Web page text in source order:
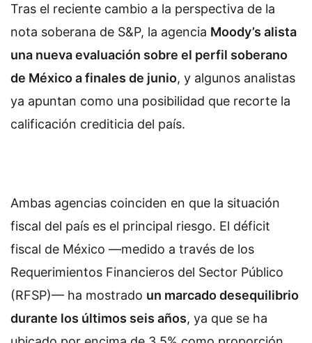
Tras el reciente cambio a la perspectiva de la
nota soberana de S&P, la agencia Moody’s alista
una nueva evaluación sobre el perfil soberano
de México a finales de junio, y algunos analistas
ya apuntan como una posibilidad que recorte la
calificación crediticia del país.
Ambas agencias coinciden en que la situación
fiscal del país es el principal riesgo. El déficit
fiscal de México —medido a través de los
Requerimientos Financieros del Sector Público
(RFSP)— ha mostrado un marcado desequilibrio
durante los últimos seis años, ya que se ha